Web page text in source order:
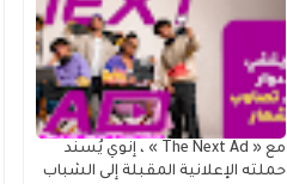
مع « The Next Ad » ، إنوي يُسند
حملته الإعلانية المقبلة إلى الشباب